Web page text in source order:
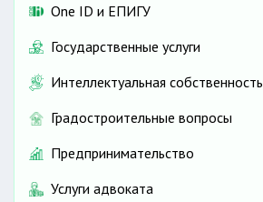
One ID и ЕПИГУ
Государственные услуги
Интеллектуальная собственность
Градостроительные вопросы
Предпринимательство
Услуги адвоката